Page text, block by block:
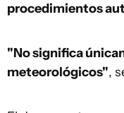
procedimientos
"No significa
meteorológicos",